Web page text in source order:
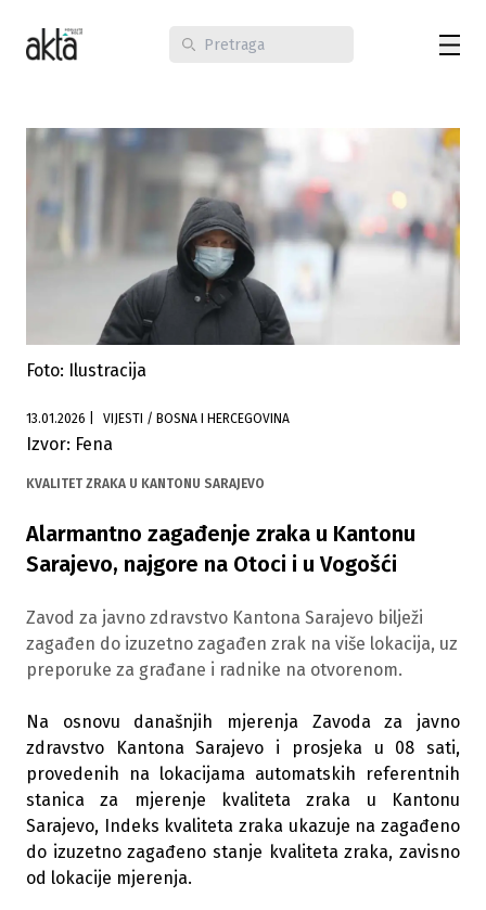
Foto: Ilustracija
13.01.2026 VIJESTI / BOSNA I HERCEGOVINA
Izvor: Fena
KVALITET ZRAKA U KANTONU SARAJEVO
Alarmantno zagađenje zraka u Kantonu
Sarajevo, najgore na Otoci i u Vogošći
Zavod za javno zdravstvo Kantona Sarajevo bilježi
zagađen do izuzetno zagađen zrak na više lokacija, uz
preporuke za građane i radnike na otvorenom.
Na osnovu današnjih mjerenja Zavoda za javno
zdravstvo Kantona Sarajevo i prosjeka u 08 sati,
provedenih na lokacijama automatskih referentnih
stanica za mjerenje kvaliteta zraka u Kantonu
Sarajevo, Indeks kvaliteta zraka ukazuje na zagađeno
do izuzetno zagađeno stanje kvaliteta zraka, zavisno
od lokacije mjerenja.